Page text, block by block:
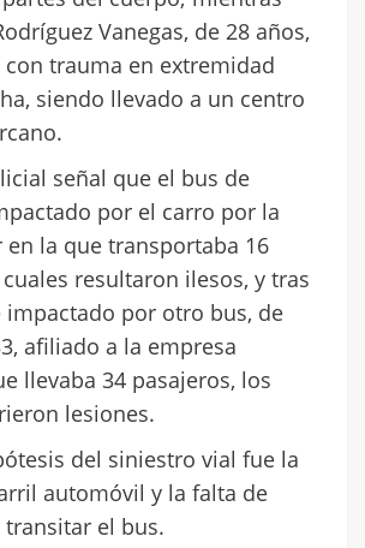
Vanegas, de 28 años,
trauma en extremidad
siendo llevado a un centro
señal que el bus de
por el carro por la
la que transportaba 16
resultaron ilesos, y tras
impactado por otro bus, de
afiliado a la empresa
llevaba 34 pasajeros, los
lesiones.
del siniestro vial fue la
automóvil y la falta de
el bus.